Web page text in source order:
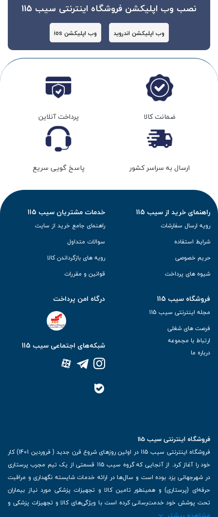
نصب وب اپلیکشن فروشگاه اینترنتی سیب 115
وب اپلیکشن اندروید وب اپلیکشن ios
ضمانت کالا پرداخت آنلاین
ارسال به سراسر کشور پاسخ گویی سریع
راهنمای خرید از سیب 115
رویه ارسال سفارشات
شرایط استفاده
حریم خصوصی
شیوه های پرداخت
خدمات مشتریان سیب 115
راهنمای جامع خرید از سایت
سوالات متداول
رویه های بازگرداندن کالا
قوانین و مقررات
فروشگاه سیب 115
مجله اینترنتی سیب 115
فرصت های شغلی
ارتباط با مجموعه
درباره ما
درگاه امن پرداخت
شبکه‌های اجتماعی سیب 115
فروشگاه اینترنتی سیب 115
فروشگاه اینترنتی سیب 115 در اولین روزهای شروع قرن جدید ( فروردین 1401) کار
خود را آغاز کرد. از آنجایی که گروه سیب 115 قسمتی از یک تیم مجرب پرستاری
در شهرجهانی یزد بوده است و سال‌ها در ارائه خدمات شایسته نگهداری و مراقبت
حرفه‌ای (پرستاری) و همینطور تامین کالا و تجهیزات پزشکی مورد نیاز بیماران
تحت پوشش خود خدمت‌رسانی کرده است با ویژگی‌های کالا و تجهیزات پزشکی و